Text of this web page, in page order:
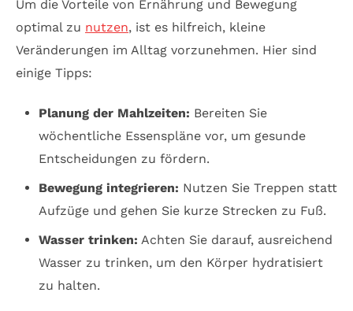
Um die Vorteile von Ernährung und Bewegung
optimal zu nutzen, ist es hilfreich, kleine
Veränderungen im Alltag vorzunehmen. Hier sind
einige Tipps:
Planung der Mahlzeiten: Bereiten Sie
wöchentliche Essenspläne vor, um gesunde
Entscheidungen zu fördern.
Bewegung integrieren: Nutzen Sie Treppen statt
Aufzüge und gehen Sie kurze Strecken zu Fuß.
Wasser trinken: Achten Sie darauf, ausreichend
Wasser zu trinken, um den Körper hydratisiert
zu halten.